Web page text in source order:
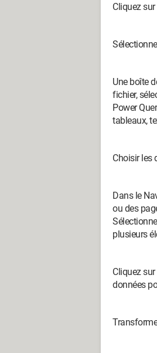
Cliquez
Une boîte
fichier,
Power
tableaux,
Choisir les
Dans le
ou des
plusieurs
Cliquez
données